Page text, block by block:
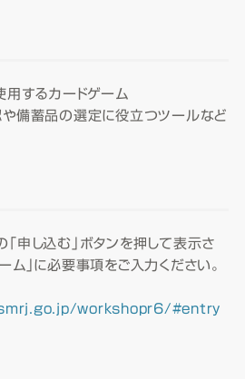
用するカードゲーム
備蓄品の選定に役立つツールなど
申し込む」ボタンを押して表示さ
ム」に必要事項をご入力ください。
workshopr6/#entry